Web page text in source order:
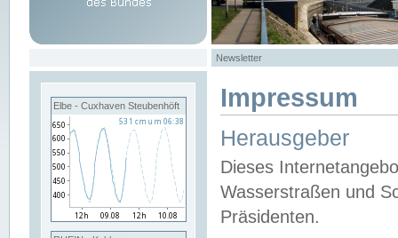
Newsletter
Elbe - Cuxhaven Steubenhöft Impressum
Herausgeber
Dieses
Wasserstraßen und
Präsidenten.